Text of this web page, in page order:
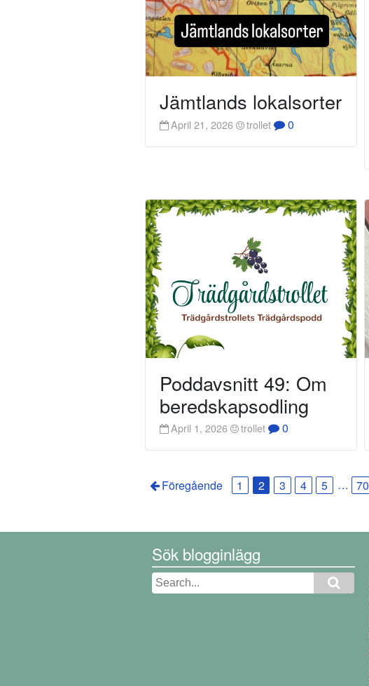
Jämtlands lokalsorter
April 21, 2026 trollet 0
Poddavsnitt 49: Om
beredskapsodling
April 1, 2026 trollet 0
Föregående 1 2 3 4 5 … 70
Sök blogginlägg